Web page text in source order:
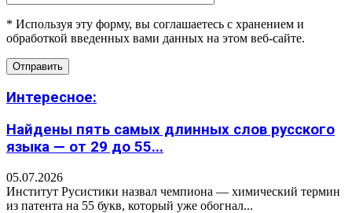
* Используя эту форму, вы соглашаетесь с хранением и
обработкой введенных вами данных на этом веб-сайте.
Интересное:
Найдены пять самых длинных слов русского
языка — от 29 до 55...
05.07.2026
Институт Русистики назвал чемпиона — химический термин
из патента на 55 букв, который уже обогнал...